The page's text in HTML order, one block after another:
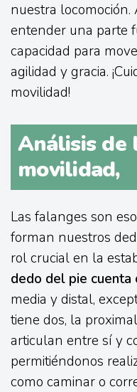
nuestra locomoción.
entender una parte
capacidad para
agilidad y gracia.
movilidad!
Análisis de
movilidad,
Las falanges son
forman nuestros
rol crucial en la
dedo del pie
media y distal,
tiene dos, la
articulan entre sí y
permitiéndonos
como caminar o